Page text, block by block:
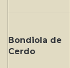
Bondiola de
Cerdo